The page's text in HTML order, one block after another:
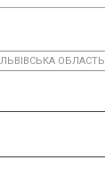
ЛЬВІВСЬКА ОБЛАСТЬ